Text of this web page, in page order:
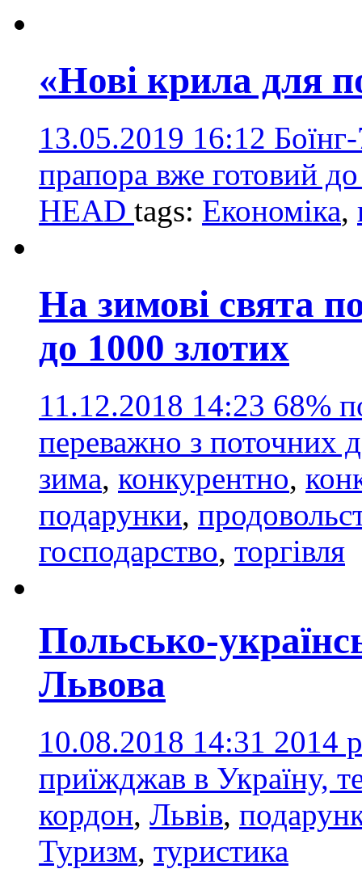
«Нові крила для
13.05.2019 16:12
прапора вже готовий до
HEAD tags: Економіка,
На зимові свята
до 1000 злотих
11.12.2018 14:23 68%
переважно з поточних
зима, конкурентно,
подарунки,
господарство, торгівля
Польсько-
Львова
10.08.2018 14:31 2014
приїжджав в Україну,
кордон, Львів,
Туризм, туристика